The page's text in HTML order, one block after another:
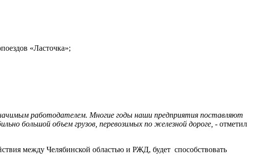
«Ласточка»;
работодателем. Многие годы наши предприятия поставляют
большой объем грузов, перевозимых по железной дороге, - отметил
между Челябинской областью и РЖД, будет способствовать